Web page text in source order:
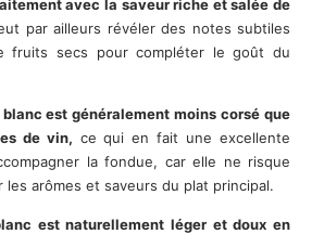
avec la saveur riche et salée de
par ailleurs révéler des notes subtiles
fruits secs pour compléter le goût du
est généralement moins corsé que
de vin, ce qui en fait une excellente
la fondue, car elle ne risque
les arômes et saveurs du plat principal.
est naturellement léger et doux en